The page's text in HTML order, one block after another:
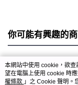
你可能有興趣的
熱門標籤
本網站中使用 cookie，欲
望在電腦上使用 cookie 時
權條款 」之 Cookie 聲明。